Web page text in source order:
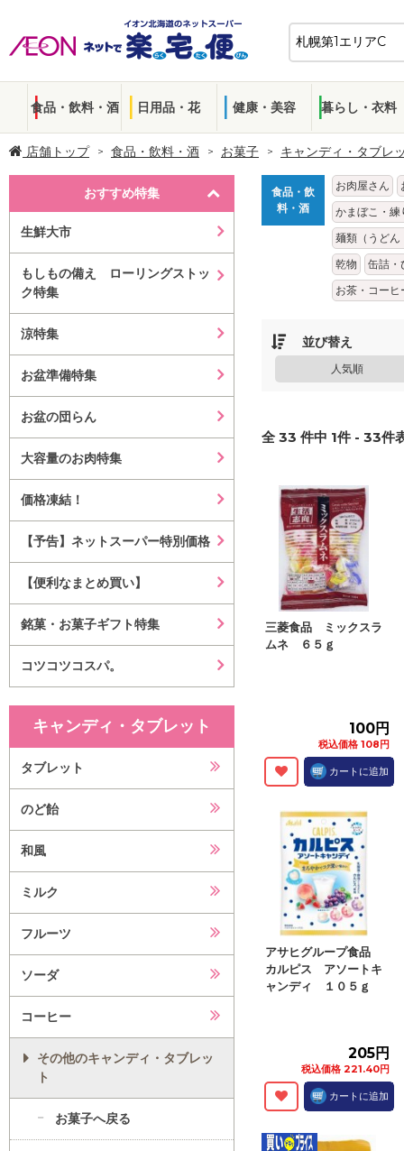
食品・飲料・酒 日用品・花 健康・美容 暮らし・衣料
店舗トップ 食品・飲料・酒 お菓子 キャンディ・タブレ
おすすめ特集
生鮮大市
もしもの備え ローリングストッ
ク特集
涼特集
お盆準備特集
お盆の団らん
大容量のお肉特集
価格凍結！
【予告】ネットスーパー特別価格
【便利なまとめ買い】
銘菓・お菓子ギフト特集
コツコツコスパ。
キャンディ・タブレット
タブレット
のど飴
和風
ミルク
フルーツ
ソーダ
コーヒー
その他のキャンディ・タブレッ
ト
お菓子へ戻る
食品・飲
料・酒
お肉屋さん
かまぼこ・練
麺類（うどん
乾物
缶詰・
お茶・コー
並び替え
人気順
全33 件中 1件 - 33件
三菱食品 ミックスラ
ムネ ６５ｇ
100円
税込価格 108円
カートに追加
アサヒグループ食品
カルピス アソートキ
ャンディ １０５ｇ
205円
税込価格 221.40円
カートに追加